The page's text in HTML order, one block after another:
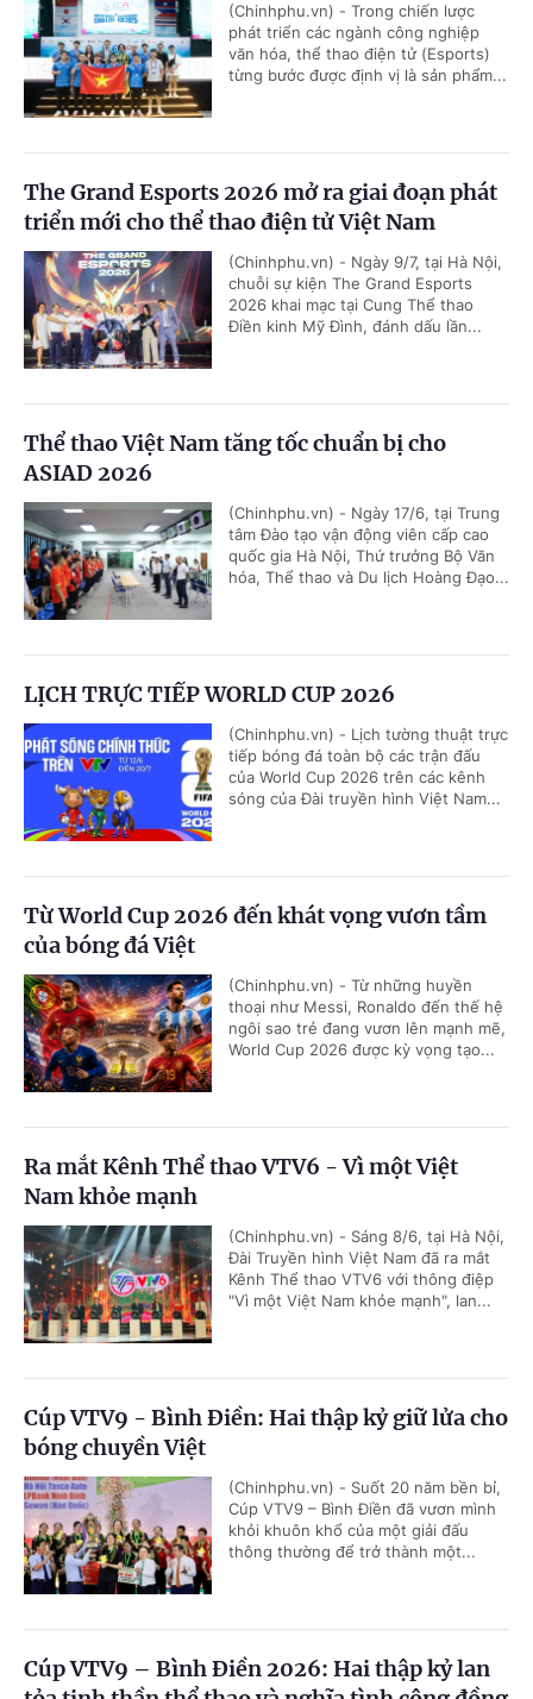
(Chinhphu.vn) - Trong chiến lược
phát triển các ngành công nghiệp
văn hóa, thể thao điện tử (Esports)
từng bước được định vị là sản phẩm...
The Grand Esports 2026 mở ra giai đoạn phát
triển mới cho thể thao điện tử Việt Nam
(Chinhphu.vn) - Ngày 9/7, tại Hà Nội,
chuỗi sự kiện The Grand Esports
2026 khai mạc tại Cung Thể thao
Điền kinh Mỹ Đình, đánh dấu lần...
Thể thao Việt Nam tăng tốc chuẩn bị cho
ASIAD 2026
(Chinhphu.vn) - Ngày 17/6, tại Trung
tâm Đào tạo vận động viên cấp cao
quốc gia Hà Nội, Thứ trưởng Bộ Văn
hóa, Thể thao và Du lịch Hoàng Đạo...
LỊCH TRỰC TIẾP WORLD CUP 2026
(Chinhphu.vn) - Lịch tường thuật trực
tiếp bóng đá toàn bộ các trận đấu
của World Cup 2026 trên các kênh
sóng của Đài truyền hình Việt Nam...
Từ World Cup 2026 đến khát vọng vươn tầm
của bóng đá Việt
(Chinhphu.vn) - Từ những huyền
thoại như Messi, Ronaldo đến thế hệ
ngôi sao trẻ đang vươn lên mạnh mẽ,
World Cup 2026 được kỳ vọng tạo...
Ra mắt Kênh Thể thao VTV6 - Vì một Việt
Nam khỏe mạnh
(Chinhphu.vn) - Sáng 8/6, tại Hà Nội,
Đài Truyền hình Việt Nam đã ra mắt
Kênh Thể thao VTV6 với thông điệp
"Vì một Việt Nam khỏe mạnh", lan...
Cúp VTV9 - Bình Điền: Hai thập kỷ giữ lửa cho
bóng chuyền Việt
(Chinhphu.vn) - Suốt 20 năm bền bỉ,
Cúp VTV9 – Bình Điền đã vươn mình
khỏi khuôn khổ của một giải đấu
thông thường để trở thành một...
Cúp VTV9 – Bình Điền 2026: Hai thập kỷ lan